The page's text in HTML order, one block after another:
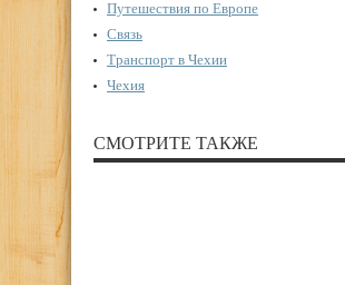
Путешествия по Европе
Связь
Транспорт в Чехии
Чехия
СМОТРИТЕ ТАКЖЕ